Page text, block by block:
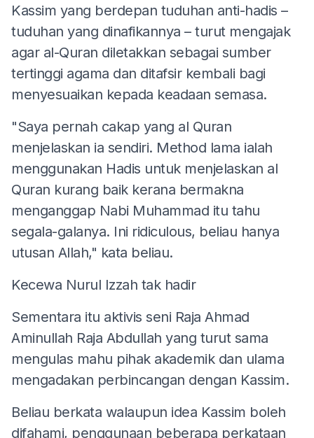
Kassim yang berdepan tuduhan anti-hadis –
tuduhan yang dinafikannya – turut mengajak
agar al-Quran diletakkan sebagai sumber
tertinggi agama dan ditafsir kembali bagi
menyesuaikan kepada keadaan semasa.
"Saya pernah cakap yang al Quran
menjelaskan ia sendiri. Method lama ialah
menggunakan Hadis untuk menjelaskan al
Quran kurang baik kerana bermakna
menganggap Nabi Muhammad itu tahu
segala-galanya. Ini ridiculous, beliau hanya
utusan Allah," kata beliau.
Kecewa Nurul Izzah tak hadir
Sementara itu aktivis seni Raja Ahmad
Aminullah Raja Abdullah yang turut sama
mengulas mahu pihak akademik dan ulama
mengadakan perbincangan dengan Kassim.
Beliau berkata walaupun idea Kassim boleh
difahami, penggunaan beberapa perkataan